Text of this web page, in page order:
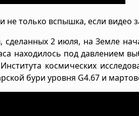
не только вспышка, если видео
сделанных 2 июля, на Земле
находилось под давлением
космических
бури уровня G4.67 и